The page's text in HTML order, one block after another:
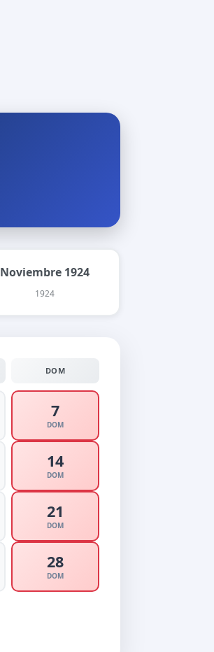
Noviembre 1924
1924
DOM
7
DOM
14
DOM
21
DOM
28
DOM